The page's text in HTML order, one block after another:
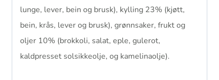
lunge, lever, bein og brusk), kylling 23% (kjøtt,
bein, krås, lever og brusk), grønnsaker, frukt og
oljer 10% (brokkoli, salat, eple, gulerot,
kaldpresset solsikkeolje, og kamelinaolje).